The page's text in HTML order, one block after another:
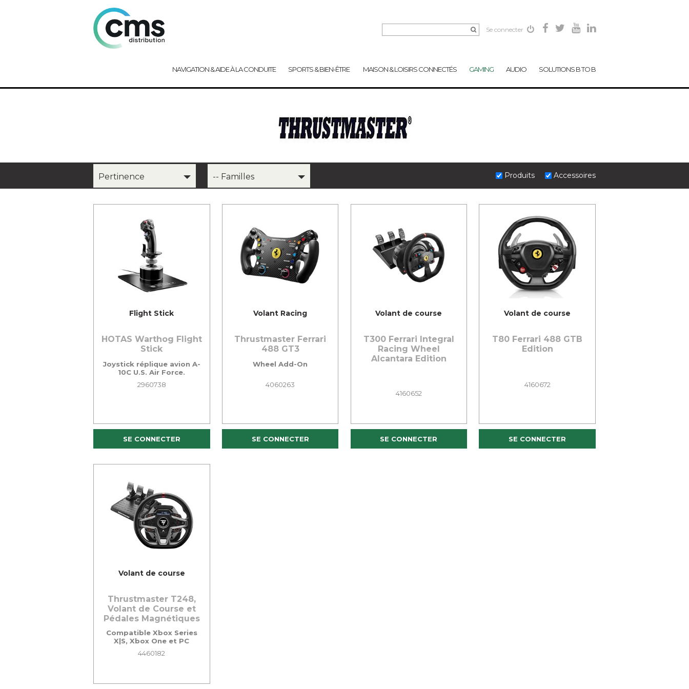
Se connecter
NAVIGATION & AIDE À LA CONDUITE SPORTS & BIEN-ÊTRE MAISON & LOISIRS CONNECTÉS GAMING AUDIO SOLUTIONS B TO B
Pertinence -- Familles Produits Accessoires
Flight Stick
HOTAS Warthog Flight
Stick
Joystick réplique avion A-
10C U.S. Air Force.
2960738
SE CONNECTER
Volant Racing
Thrustmaster Ferrari
488 GT3
Wheel Add-On
4060263
SE CONNECTER
Volant de course
T300 Ferrari Integral
Racing Wheel
Alcantara Edition
4160652
SE CONNECTER
Volant de course
T80 Ferrari 488 GTB
Edition
4160672
SE CONNECTER
Volant de course
Thrustmaster T248,
Volant de Course et
Pédales Magnétiques
Compatible Xbox Series
X|S, Xbox One et PC
4460182